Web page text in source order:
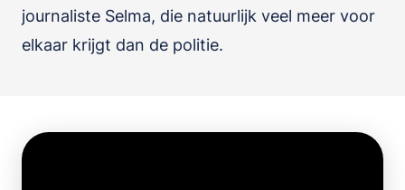
journaliste Selma, die natuurlijk veel meer voor
elkaar krijgt dan de politie.